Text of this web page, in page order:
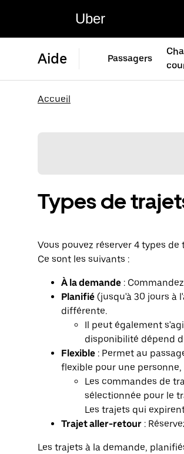
Uber
Aide Passagers
Accueil
Types de
Vous pouvez réserver 4 types
Ce sont les suivants :
À la demande :
Planifié (jusqu'à 30 jours à
différente.
Il peut également
disponibilité dépend
Flexible : Permet au
flexible pour une
Les commandes de
sélectionnée pour le
Les trajets qui
Trajet aller-retour :
Les trajets à la demande,